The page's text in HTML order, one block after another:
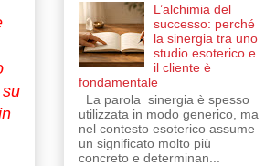
L’alchimia del
successo: perché
la sinergia tra uno
studio esoterico e
il cliente è
fondamentale
La parola sinergia è spesso
utilizzata in modo generico, ma
nel contesto esoterico assume
un significato molto più
concreto e determinan...